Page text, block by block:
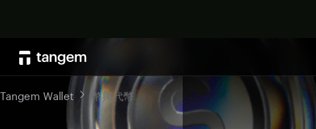
Tangem Wallet 幣與代幣